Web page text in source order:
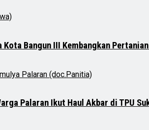
Kota Bangun III Kembangkan
Palaran Ikut Haul Akbar di TPU